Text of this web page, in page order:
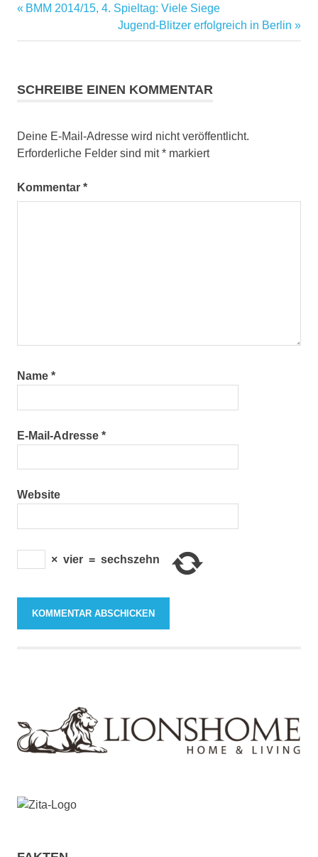
Beitragsnavigation
Vorheriger
BMM 2014/15, 4. Spieltag: Viele Siege
Nächster
Beitrag:
Jugend-Blitzer erfolgreich in Berlin
SCHREIBE EINEN KOMMENTAR
Deine E-Mail-Adresse wird nicht veröffentlicht.
Erforderliche Felder sind mit* markiert
Kommentar *
Name *
E-Mail-Adresse *
Website
× vier = sechszehn